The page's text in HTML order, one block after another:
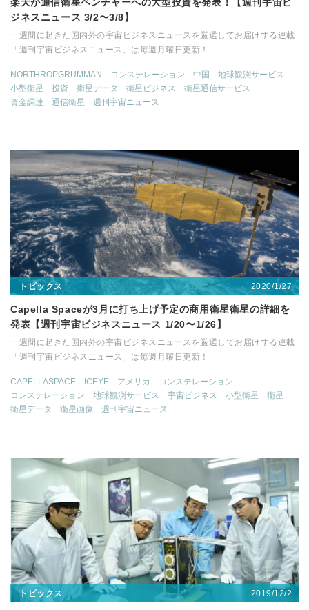
ジネスニュース 3/2〜3/8】
一週間に起きた国内外の宇宙ビジネスニュースを厳選してお届けする連載
「週刊宇宙ビジネスニュース」は毎週月曜日更新！
NORTHROPGRUMMAN コンステレーション 中国
地球観測サービス
小型衛星
投資 衛星データ 衛星ビジネス
衛星通信サービス
資金調達
通信衛星 週刊宇宙ニュース
トピックス 2020/1/27
Capella Spaceが3月に打ち上げ予定の商用衛星衛星の詳細を
発表【週刊宇宙ビジネスニュース 1/20〜1/26】
一週間に起きた国内外の宇宙ビジネスニュースを厳選してお届けする連載
「週刊宇宙ビジネスニュース」は毎週月曜日更新！
CAPELLASPACE ICEYE アメリカ
コンステレーション
コンステレーション
地球観測サービス 宇宙ビジネス 小型衛星
衛星
衛星データ
衛星画像 週刊宇宙ニュース
トピックス 2019/12/2